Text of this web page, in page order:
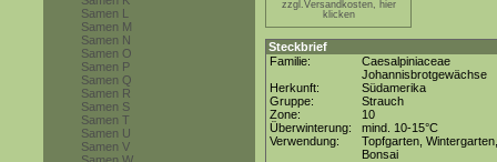
Samen L
Samen M
Samen N
Samen O
Samen P
Samen Q
Samen R
Samen S
Samen T
Samen U
Samen V
zzgl.Versandkosten, hier
klicken
Steckbrief
Familie:
Caesalpiniaceae
Johannisbrotgewächse
Herkunft:
Südamerika
Gruppe:
Strauch
Zone:
10
Überwinterung:
mind. 10-15°C
Verwendung:
Topfgarten, Wintergarten,
Bonsai